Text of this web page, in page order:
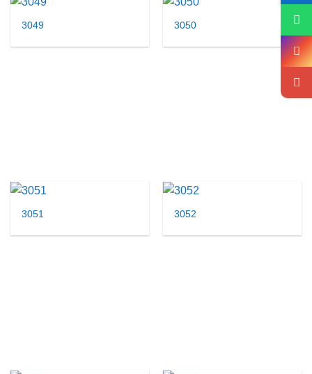
3049 3050
3051 3052